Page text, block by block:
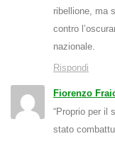
ribellione, ma
contro
nazionale.
Rispondi
Fiorenzo
“Proprio per il
stato